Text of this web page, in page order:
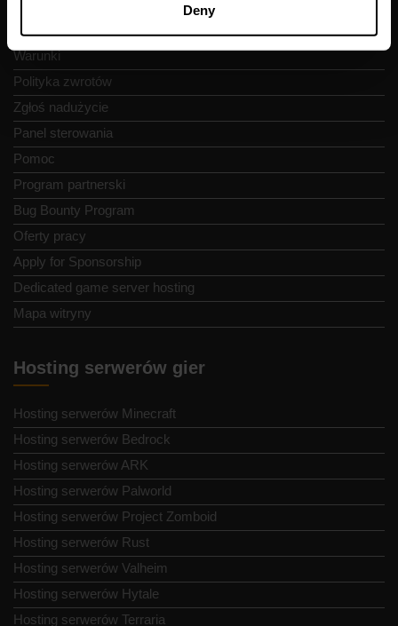
Deny
Polityka prywatności
Warunki
Polityka zwrotów
Zgłoś nadużycie
Panel sterowania
Pomoc
Program partnerski
Bug Bounty Program
Oferty pracy
Apply for Sponsorship
Dedicated game server hosting
Mapa witryny
Hosting serwerów gier
Hosting serwerów Minecraft
Hosting serwerów Bedrock
Hosting serwerów ARK
Hosting serwerów Palworld
Hosting serwerów Project Zomboid
Hosting serwerów Rust
Hosting serwerów Valheim
Hosting serwerów Hytale
Hosting serwerów Terraria